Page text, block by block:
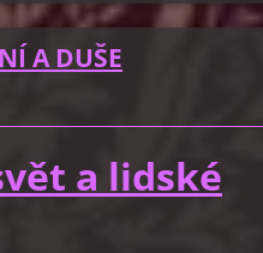
A DUŠE
a lidské